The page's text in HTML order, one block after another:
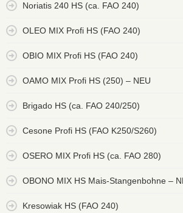
Noriatis 240 HS (ca. FAO 240)
OLEO MIX Profi HS (FAO 240)
OBIO MIX Profi HS (FAO 240)
OAMO MIX Profi HS (250) – NEU
Brigado HS (ca. FAO 240/250)
Cesone Profi HS (FAO K250/S260)
OSERO MIX Profi HS (ca. FAO 280)
OBONO MIX HS Mais-Stangenbohne –
Kresowiak HS (FAO 240)